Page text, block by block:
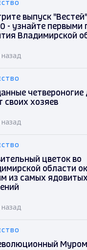
выпуск
- узнайте первыми
Владимирской
четвероногие
своих хозяев
цветок во
области
из самых